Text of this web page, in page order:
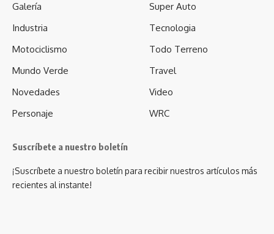
Galería
Industria
Motociclismo
Mundo Verde
Novedades
Personaje
Super Auto
Tecnologia
Todo Terreno
Travel
Video
WRC
Suscríbete a nuestro boletín
¡Suscríbete a nuestro boletín para recibir nuestros artículos más
recientes al instante!